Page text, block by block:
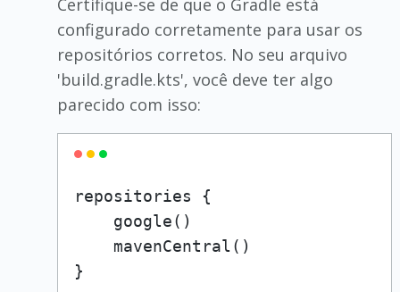
configurado corretamente para usar os
repositórios corretos. No seu arquivo
'build.gradle.kts', você deve ter algo
parecido com isso:
repositories {
    google()
    mavenCentral()